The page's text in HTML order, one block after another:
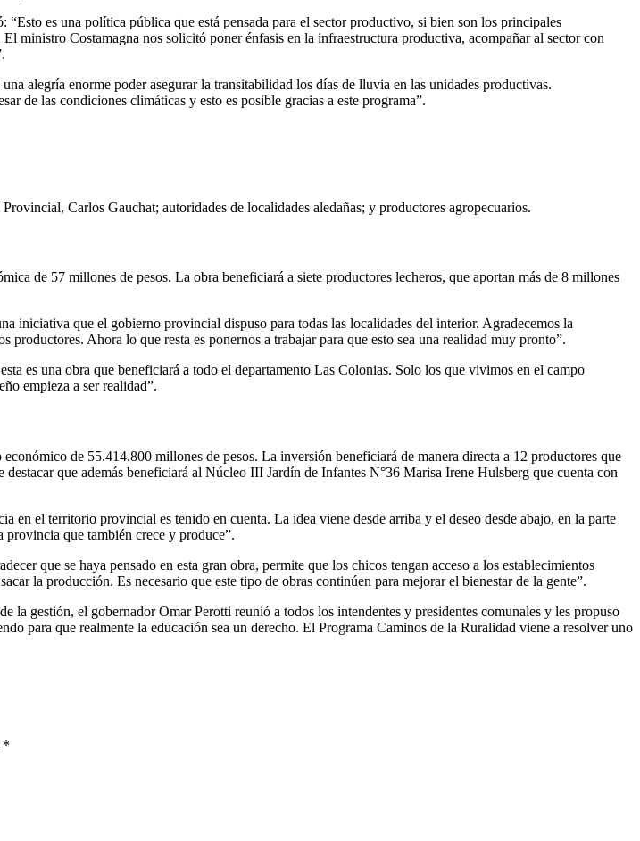
es una política pública que está pensada para el sector productivo, si bien son los principales
ministro Costamagna nos solicitó poner énfasis en la infraestructura productiva, acompañar al sector con
alegría enorme poder asegurar la transitabilidad los días de lluvia en las unidades productivas.
de las condiciones climáticas y esto es posible gracias a este programa”.
Carlos Gauchat; autoridades de localidades aledañas; y productores agropecuarios.
de 57 millones de pesos. La obra beneficiará a siete productores lecheros, que aportan más de 8 millones
iniciativa que el gobierno provincial dispuso para todas las localidades del interior. Agradecemos la
Ahora lo que resta es ponernos a trabajar para que esto sea una realidad muy pronto”.
es una obra que beneficiará a todo el departamento Las Colonias. Solo los que vivimos en el campo
empieza a ser realidad”.
de 55.414.800 millones de pesos. La inversión beneficiará de manera directa a 12 productores que
que además beneficiará al Núcleo III Jardín de Infantes N°36 Marisa Irene Hulsberg que cuenta con
en el territorio provincial es tenido en cuenta. La idea viene desde arriba y el deseo desde abajo, en la parte
provincia que también crece y produce”.
que se haya pensado en esta gran obra, permite que los chicos tengan acceso a los establecimientos
la producción. Es necesario que este tipo de obras continúen para mejorar el bienestar de la gente”.
gestión, el gobernador Omar Perotti reunió a todos los intendentes y presidentes comunales y les propuso
para que realmente la educación sea un derecho. El Programa Caminos de la Ruralidad viene a resolver uno
*